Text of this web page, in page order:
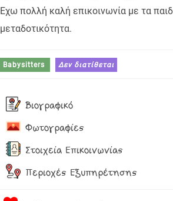
Έχω πολλή καλή επικοινωνία με τα
μεταδοτικότητα.
Babysitters Δεν διατίθεται
Βιογραφικό
Φωτογραφίες
Στοιχεία Επικοινωνίας
Περιοχές Εξυπηρέτησης